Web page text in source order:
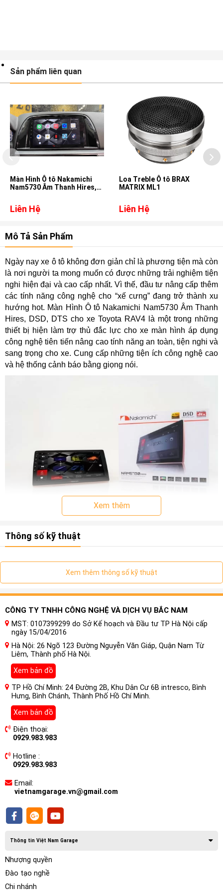
Sản phẩm liên quan
Màn Hình Ô tô Nakamichi
Nam5730 Âm Thanh Hires,
Liên Hệ
Loa Treble Ô tô BRAX
MATRIX ML1
Liên Hệ
Mô Tả Sản Phẩm
Ngày nay xe ô tô không đơn giản chỉ là phương tiện mà còn
là nơi người ta mong muốn có được những trải nghiệm tiện
nghi hiện đại và cao cấp nhất. Vì thế, đầu tư nâng cấp thêm
các tính năng công nghệ cho “xế cưng” đang trở thành xu
hướng hot. Màn Hình Ô tô Nakamichi Nam5730 Âm Thanh
Hires, DSD, DTS cho xe Toyota RAV4 là một trong những
thiết bị hiện làm trợ thủ đắc lực cho xe màn hình áp dụng
công nghệ tiên tiến nâng cao tính năng an toàn, tiện nghi và
sang trọng cho xe. Cung cấp những tiện ích công nghệ cao
và hệ thống cảnh báo bằng giọng nói.
Màn Hình Ô tô Nakamichi Nam5730
Âm Thanh Hires, DSD, DTS cho xe
Toyota RAV4 là gì?
Màn Hình Ô tô Nakamichi Nam5730 Âm Thanh Hires là màn
hình DVD android mang thương hiệu Nhật Bản đầu tiên tại
Việt Nam. Màn hình Nakamichi là sản phẩm thuộc hãng
Nakamichi – Hãng chuyên sản xuất âm thanh hàng đầu
dựng và phát triển, hãng chỉ tập trung vào phát triển ẩm
thanh”.
Xem thêm
Thông số kỹ thuật
Xem thêm thông số kỹ thuật
CÔNG TY TNHH CÔNG NGHỆ VÀ DỊCH VỤ BẮC NAM
MST: 0107399299 do Sở Kế hoạch và Đầu tư TP Hà Nội cấp
ngày 15/04/2016
Hà Nội: 26 Ngõ 123 Đường Nguyễn Văn Giáp, Quận Nam Từ
Liêm, Thành phố Hà Nội.
Xem bản đồ
TP Hồ Chí Minh: 24 Đường 2B, Khu Dân Cư 6B intresco, Bình
Hưng, Bình Chánh, Thành Phố Hồ Chí Minh.
Xem bản đồ
Điện thoại:
0929.983.983
Hotline :
0929.983.983
Email:
vietnamgarage.vn@gmail.com
Thông tin Việt Nam Garage
Nhượng quyền
Đào tạo nghề
Chi nhánh